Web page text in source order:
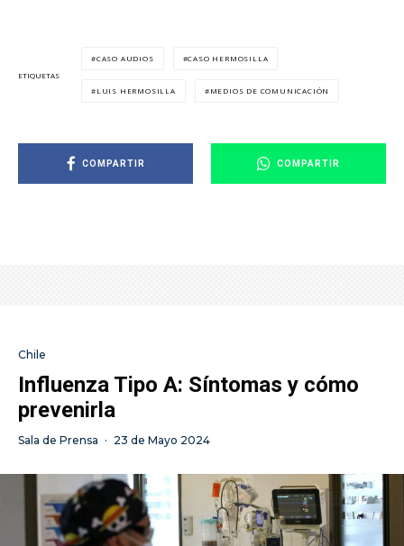
ETIQUETAS
CASO AUDIOS CASO HERMOSILLA
LUIS HERMOSILLA MEDIOS DE COMUNICACIÓN
COMPARTIR COMPARTIR
Chile
Influenza Tipo A: Síntomas y cómo
prevenirla
Sala de Prensa · 23 de Mayo 2024